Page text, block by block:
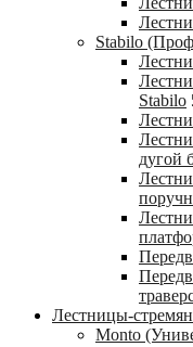
Stabilo
Stabilo
дугой
Лестницы-
Monto